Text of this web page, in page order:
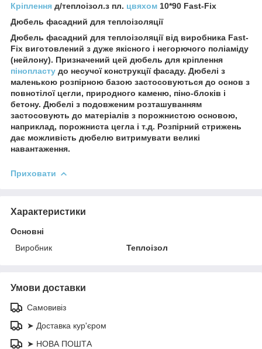
Кріплення д/теплоізол.з пл. цвяхом 10*90 Fast-Fix
Дюбель фасадний для теплоізоляції
Дюбель фасадний для теплоізоляції від виробника Fast-
Fix виготовлений з дуже якісного і негорючого поліаміду
(нейлону). Призначений цей дюбель для кріплення
пінопласту до несучої конструкції фасаду. Дюбелі з
маленькою розпірною базою застосовуються до основ з
повнотілої цегли, природного каменю, піно-блоків і
бетону. Дюбелі з подовженим розташуванням
застосовують до матеріалів з порожнистою основою,
наприклад, порожниста цегла і т.д. Розпірний стрижень
дає можливість дюбелю витримувати великі
навантаження.
Приховати
Характеристики
Основні
Виробник
Теплоізол
Умови доставки
Самовивіз
➤ Доставка кур'єром
➤ НОВА ПОШТА